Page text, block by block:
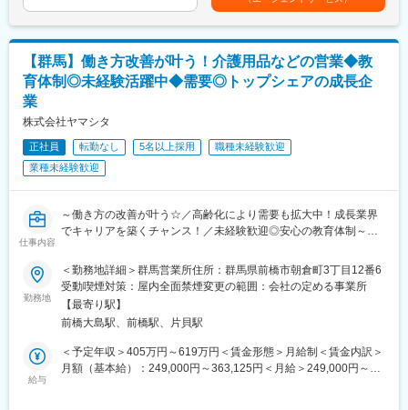
介護用品等の提供を行うケアマネージャー（ケアマネ）に対し
て、課題解決のための提案をお任せ。
ケアマネや実際に介護用品を使用する個人のお客様との信頼関係
ただきます。
現。データに基づく再現性の高い営業が可能です。
ケア→予防にシフトした提案など競合にはない取り組みも実施し
■業務詳細
・既存顧客のケアマネ（約40～50名）への定期フォローを中心
・利用者宅への訪問を通じて介護用品の使用状況を確認し、ケア
マネへ最適な改善提案を実施
・地域の居宅介護支援事業所などへ訪問し、紹介・反響を元に新
規のケアマネ（5～10名）を開拓
■フォロー体制
＜集合研修＞入社後は全国の同期入社者と5日間の集合研修
通じて上下する可能性があります。月給(月額)は固定手当を含めた
表記です。
【群馬】働き方改善が叶う！介護用品などの営業◆教
育体制◎未経験活躍中◆需要◎トップシェアの成長企
業
株式会社ヤマシタ
正社員 転勤なし 5名以上採用
職種未経験歓迎
業種未経験歓迎
仕事内容
～働き方の改善が叶う☆／高齢化により需要も拡大中！成長業界
でキャリアを築くチャンス！／未経験歓迎◎安心の教育体制～
割！充実の研修制度
◇生成AIを活用し再現性の高い営業が可能！チーム制で働きやす
く、且つ質の高いサービスを提供
◇成果とプロセスが評価される明確な評価制度あり！最大年４回
の昇進・昇格制度により、スピード感をもったキャリア形成も可
◇業界トップ級シェア！売上も右肩上がり。2030年に業界No.1に
勤務地
＜勤務地詳細＞群馬営業所住所：群馬県前橋市朝倉町3丁目12番6
受動喫煙対策：屋内全面禁煙変更の範囲：会社の定める事業所
【最寄り駅】
前橋大島駅、前橋駅、片貝駅
給与
＜予定年収＞405万円～619万円＜賃金形態＞月給制＜賃金内訳＞
月額（基本給）：249,000円～363,125円＜月給＞249,000円～